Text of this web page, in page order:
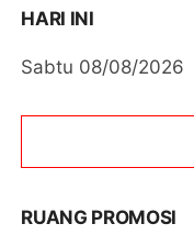
HARI INI
Sabtu 08/08/2026
RUANG PROMOSI